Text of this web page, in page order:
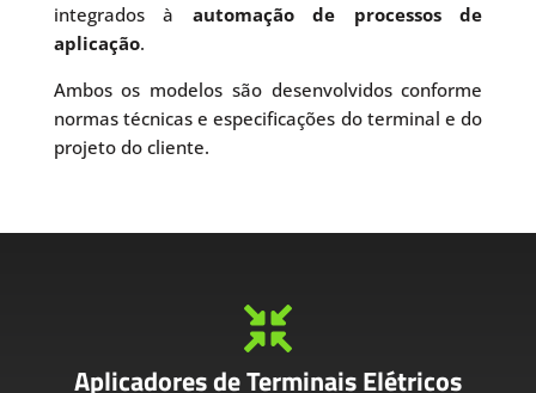
integrados à automação de processos de
aplicação.
Ambos os modelos são desenvolvidos conforme
normas técnicas e especificações do terminal e do
projeto do cliente.

Aplicadores de Terminais Elétricos